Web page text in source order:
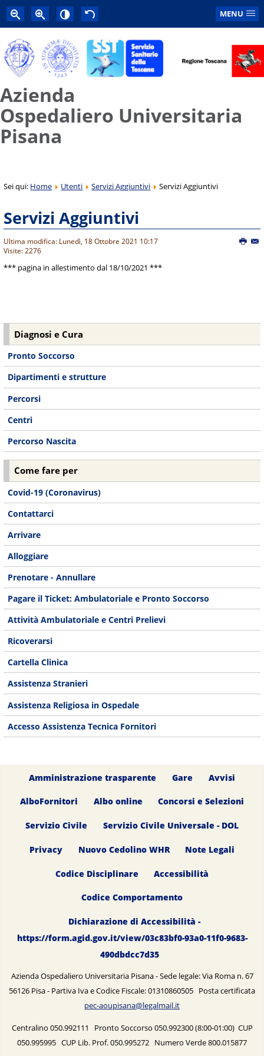
MENU
Azienda
Ospedaliero Universitaria
Pisana
Sei qui: Home Utenti Servizi Aggiuntivi Servizi Aggiuntivi
Servizi Aggiuntivi
Ultima modifica: Lunedì, 18 Ottobre 2021 10:17
Visite: 2276
*** pagina in allestimento dal 18/10/2021 ***
Diagnosi e Cura
Pronto Soccorso
Dipartimenti e strutture
Percorsi
Centri
Percorso Nascita
Come fare per
Covid-19 (Coronavirus)
Contattarci
Arrivare
Alloggiare
Prenotare - Annullare
Pagare il Ticket: Ambulatoriale e Pronto Soccorso
Attività Ambulatoriale e Centri Prelievi
Ricoverarsi
Cartella Clinica
Assistenza Stranieri
Assistenza Religiosa in Ospedale
Accesso Assistenza Tecnica Fornitori
Amministrazione trasparente Gare Avvisi
AlboFornitori Albo online Concorsi e Selezioni
Servizio Civile Servizio Civile Universale - DOL
Privacy Nuovo Cedolino WHR Note Legali
Codice Disciplinare Accessibilità
Codice Comportamento
Dichiarazione di Accessibilità -
https://form.agid.gov.it/view/03c83bf0-93a0-11f0-9683-
490dbdcc7d35
Azienda Ospedaliero Universitaria Pisana - Sede legale: Via Roma n. 67
56126 Pisa - Partiva Iva e Codice Fiscale: 01310860505 Posta certificata
pec-aoupisana@legalmail.it
Centralino 050.992111 Pronto Soccorso 050.992300 (8:00-01:00) CUP
050.995995 CUP Lib. Prof. 050.995272 Numero Verde 800.015877